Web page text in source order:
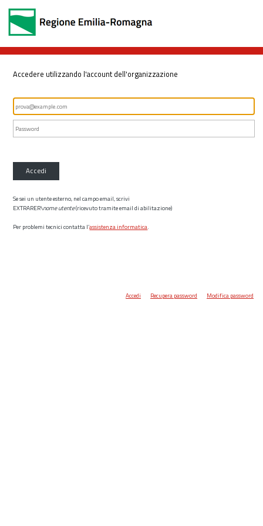
Accedere utilizzando l'account dell'organizzazione
Accedi
Se sei un utente esterno, nel campo email, scrivi
EXTRARER\nome utente(ricevuto tramite email di abilitazione)
Per problemi tecnici contatta l’assistenza informatica.
Accedi Recupera password Modifica password